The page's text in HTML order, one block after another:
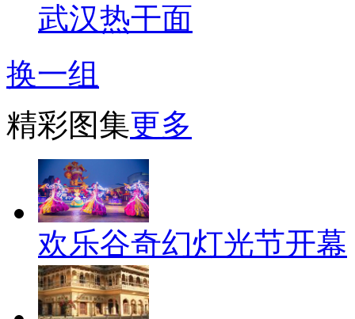
武汉热干面
换一组
精彩图集更多
欢乐谷奇幻灯光节开幕